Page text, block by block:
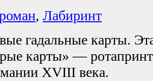
, Лабиринт
гадальные карты.
карты» —
XVIII века.